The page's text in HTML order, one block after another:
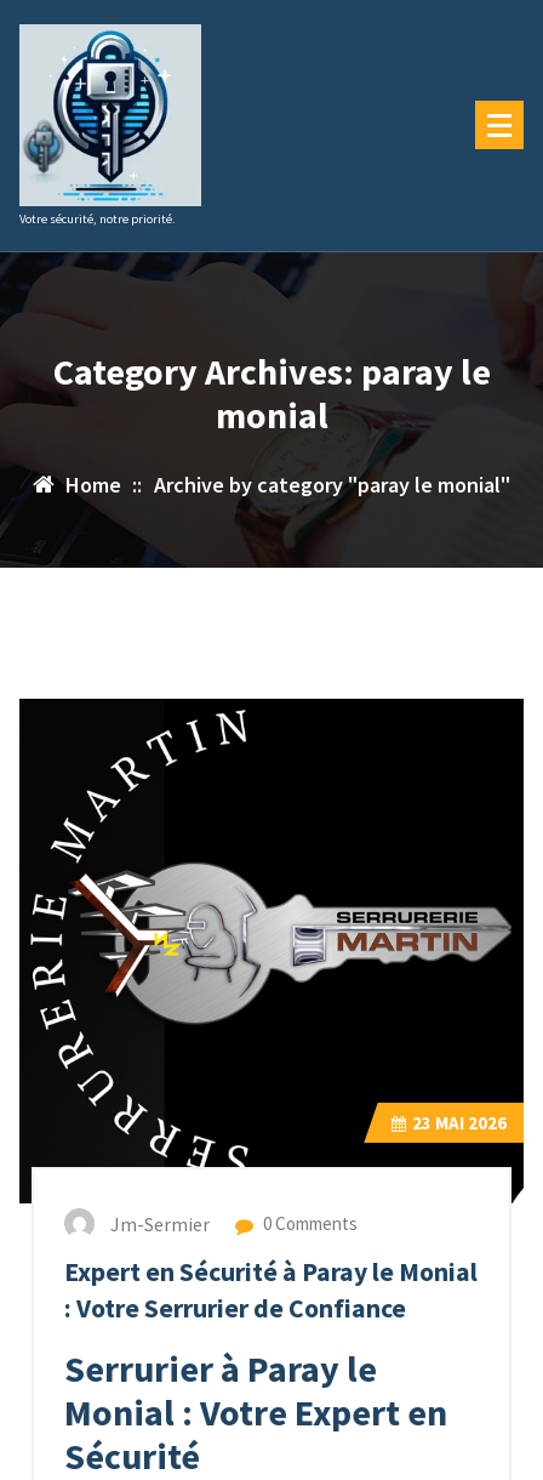
contenu
Votre sécurité, notre priorité.
Category Archives: paray le
monial
Home :: Archive by category "paray le monial"
23 MAI 2026
Jm-Sermier 0 Comments
Expert en Sécurité à Paray le Monial
: Votre Serrurier de Confiance
Serrurier à Paray le
Monial : Votre Expert en
Sécurité